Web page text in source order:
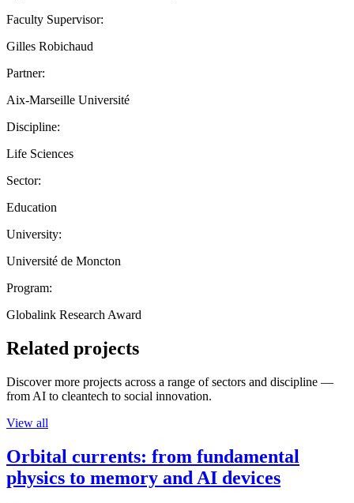
Faculty Supervisor:
Gilles Robichaud
Partner:
Aix-Marseille Université
Discipline:
Life Sciences
Sector:
Education
University:
Université de Moncton
Program:
Globalink Research Award
Related projects
Discover more projects across a range of sectors and discipline —
from AI to cleantech to social innovation.
View all
Orbital currents: from fundamental
physics to memory and AI devices